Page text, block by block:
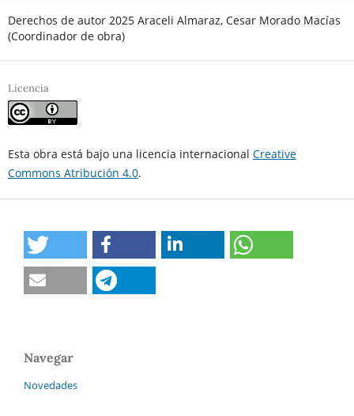
Derechos de autor 2025 Araceli Almaraz, Cesar Morado Macías
(Coordinador de obra)
Licencia
Esta obra está bajo una licencia internacional Creative
Commons Atribución 4.0.
Navegar
Novedades